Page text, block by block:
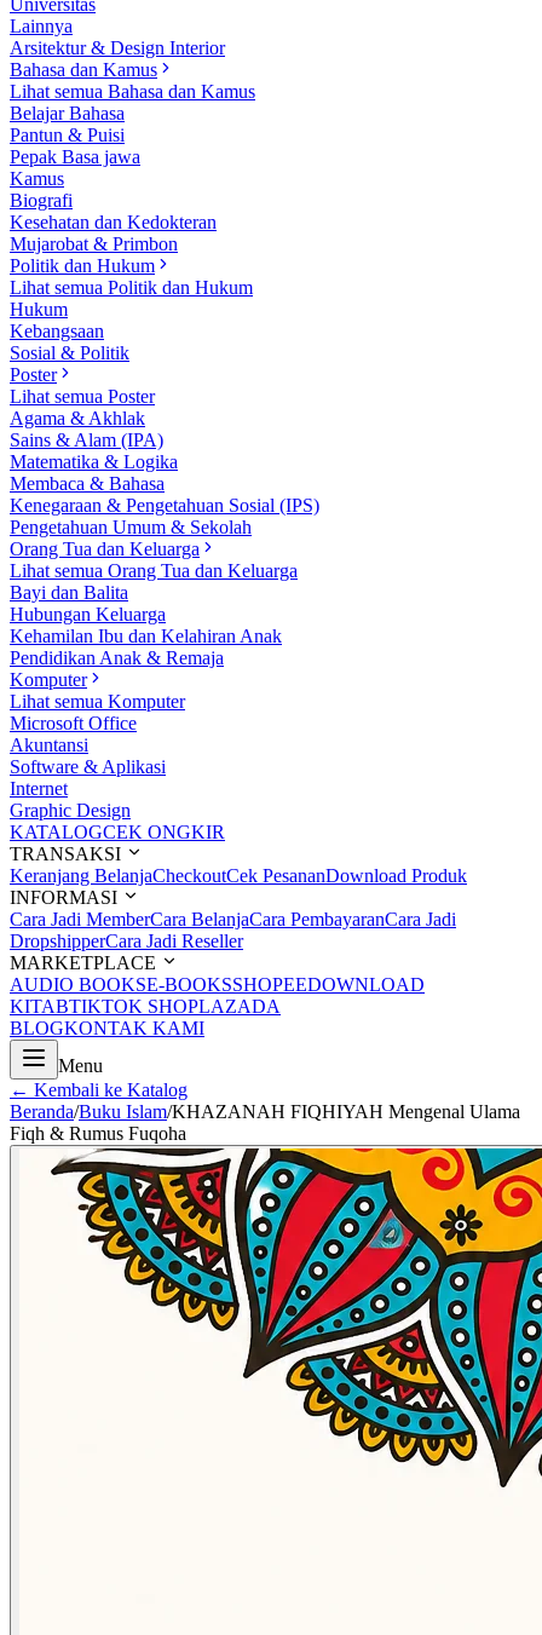
Universitas
Lainnya
Arsitektur & Design Interior
Bahasa dan Kamus
Lihat semua Bahasa dan Kamus
Belajar Bahasa
Pantun & Puisi
Pepak Basa jawa
Kamus
Biografi
Kesehatan dan Kedokteran
Mujarobat & Primbon
Politik dan Hukum
Lihat semua Politik dan Hukum
Hukum
Kebangsaan
Sosial & Politik
Poster
Lihat semua Poster
Agama & Akhlak
Sains & Alam (IPA)
Matematika & Logika
Membaca & Bahasa
Kenegaraan & Pengetahuan Sosial (IPS)
Pengetahuan Umum & Sekolah
Orang Tua dan Keluarga
Lihat semua Orang Tua dan Keluarga
Bayi dan Balita
Hubungan Keluarga
Kehamilan Ibu dan Kelahiran Anak
Pendidikan Anak & Remaja
Komputer
Lihat semua Komputer
Microsoft Office
Akuntansi
Software & Aplikasi
Internet
Graphic Design
KATALOGCEK ONGKIR
TRANSAKSI
Keranjang BelanjaCheckoutCek PesananDownload Produk
INFORMASI
Cara Jadi MemberCara BelanjaCara PembayaranCara Jadi
DropshipperCara Jadi Reseller
MARKETPLACE
AUDIO BOOKSE-BOOKSSHOPEEDOWNLOAD
KITABTIKTOK SHOPLAZADA
BLOGKONTAK KAMI
Menu
← Kembali ke Katalog
Beranda/Buku Islam/KHAZANAH FIQHIYAH Mengenal Ulama
Fiqh & Rumus Fuqoha